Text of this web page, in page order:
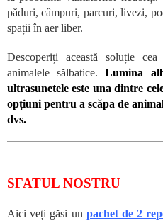
păduri, câmpuri, parcuri, livezi,
spații în aer liber.
Descoperiți această soluție
animalele sălbatice.Lumina
ultrasunetele este una dintre
opțiuni pentru a scăpa de
dvs.
SFATUL NOSTRU
Aici veți găsi un pachet de 2